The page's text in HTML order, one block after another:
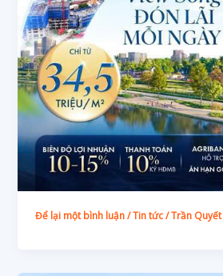
Để lại một bình luận /Tin tức/Trần Quyết